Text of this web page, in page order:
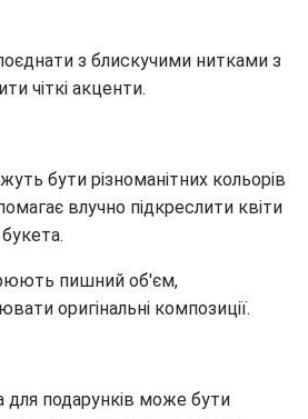
з блискучими нитками з
чіткі акценти.
бути різноманітних кольорів
влучно підкреслити квіти
пишний об'єм,
оригінальні композиції.
для подарунків може бути